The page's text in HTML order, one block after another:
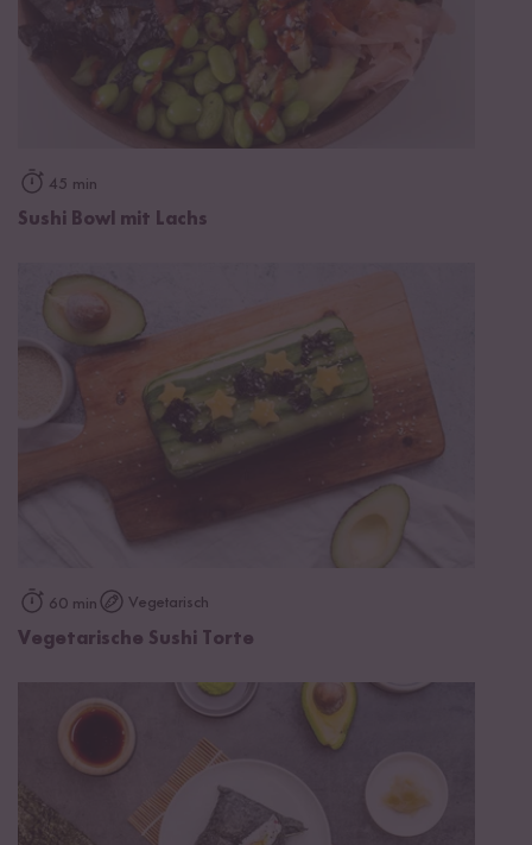
45 min
Sushi Bowl mit Lachs
60 min Vegetarisch
Vegetarische Sushi Torte